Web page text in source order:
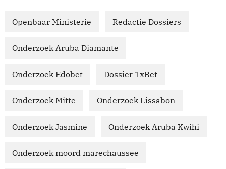
Openbaar Ministerie Redactie Dossiers
Onderzoek Aruba Diamante
Onderzoek Edobet Dossier 1xBet
Onderzoek Mitte Onderzoek Lissabon
Onderzoek Jasmine Onderzoek Aruba Kwihi
Onderzoek moord marechaussee